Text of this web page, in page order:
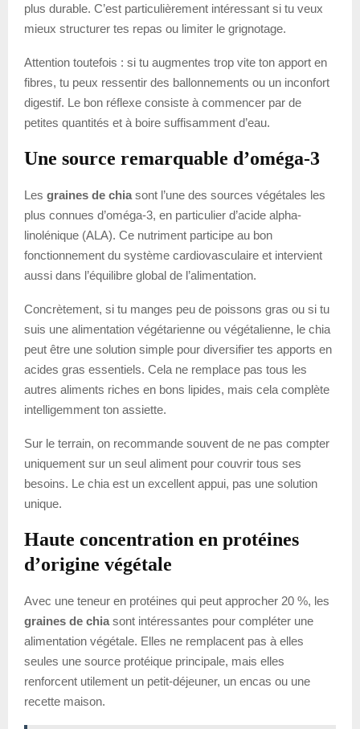
plus durable. C’est particulièrement intéressant si tu veux
mieux structurer tes repas ou limiter le grignotage.
Attention toutefois : si tu augmentes trop vite ton apport en
fibres, tu peux ressentir des ballonnements ou un inconfort
digestif. Le bon réflexe consiste à commencer par de
petites quantités et à boire suffisamment d’eau.
Une source remarquable d’oméga-3
Les graines de chia sont l’une des sources végétales les
plus connues d’oméga-3, en particulier d’acide alpha-
linolénique (ALA). Ce nutriment participe au bon
fonctionnement du système cardiovasculaire et intervient
aussi dans l’équilibre global de l’alimentation.
Concrètement, si tu manges peu de poissons gras ou si tu
suis une alimentation végétarienne ou végétalienne, le chia
peut être une solution simple pour diversifier tes apports en
acides gras essentiels. Cela ne remplace pas tous les
autres aliments riches en bons lipides, mais cela complète
intelligemment ton assiette.
Sur le terrain, on recommande souvent de ne pas compter
uniquement sur un seul aliment pour couvrir tous ses
besoins. Le chia est un excellent appui, pas une solution
unique.
Haute concentration en protéines
d’origine végétale
Avec une teneur en protéines qui peut approcher 20 %, les
graines de chia sont intéressantes pour compléter une
alimentation végétale. Elles ne remplacent pas à elles
seules une source protéique principale, mais elles
renforcent utilement un petit-déjeuner, un encas ou une
recette maison.